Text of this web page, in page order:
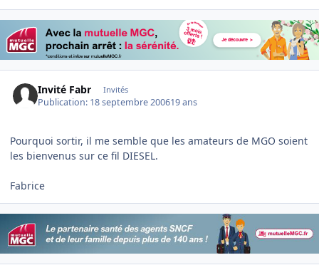
Invité Fabr Invités
Publication: 18 septembre 200619 ans
Pourquoi sortir, il me semble que les amateurs de MGO soient
les bienvenus sur ce fil DIESEL.
Fabrice